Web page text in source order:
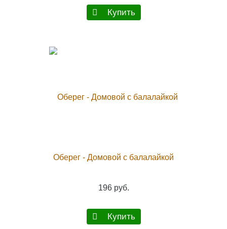
Купить
Оберег - Домовой с балалайкой
196 руб.
Купить